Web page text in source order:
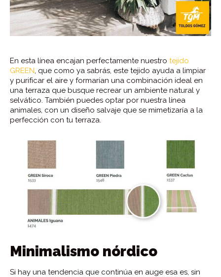
En esta línea encajan perfectamente nuestro tejido
GREEN , que como ya sabrás, este tejido ayuda a limpiar
y purificar el aire y formarían una combinación ideal en
una terraza que busque recrear un ambiente natural y
selvático. También puedes optar por nuestra línea
animales, con un diseño salvaje que se mimetizaría a la
perfección con tu terraza.
Minimalismo nórdico
Si hay una tendencia que continúa en auge esa es, sin